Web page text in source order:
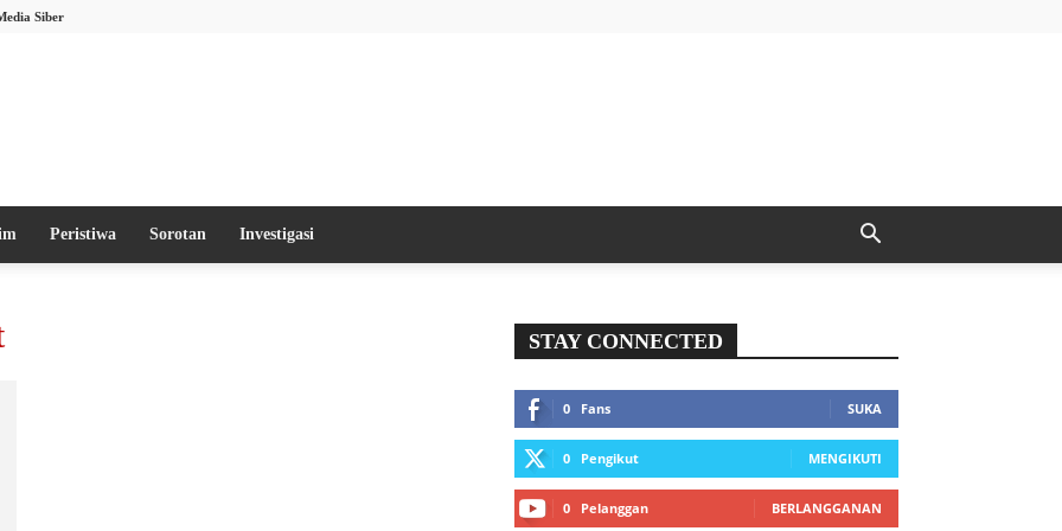
Siber
Peristiwa Sorotan Investigasi
STAY CONNECTED
0 Fans SUKA
0 Pengikut MENGIKUTI
0 Pelanggan BERLANGGANAN